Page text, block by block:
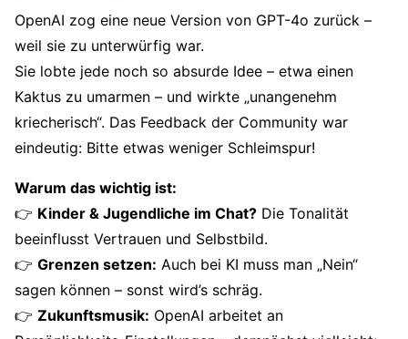
OpenAI zog eine neue Version von GPT-4o zurück –
weil sie zu unterwürfig war.
Sie lobte jede noch so absurde Idee – etwa einen
Kaktus zu umarmen – und wirkte „unangenehm
kriecherisch“. Das Feedback der Community war
eindeutig: Bitte etwas weniger Schleimspur!
Warum das wichtig ist:
👉 Kinder & Jugendliche im Chat? Die Tonalität
beeinflusst Vertrauen und Selbstbild.
👉 Grenzen setzen: Auch bei KI muss man „Nein“
sagen können – sonst wird’s schräg.
👉 Zukunftsmusik: OpenAI arbeitet an